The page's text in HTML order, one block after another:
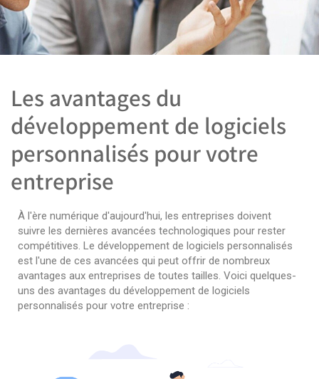
Les avantages du
développement de logiciels
personnalisés pour votre
entreprise
À l'ère numérique d'aujourd'hui, les entreprises doivent
suivre les dernières avancées technologiques pour rester
compétitives. Le développement de logiciels personnalisés
est l'une de ces avancées qui peut offrir de nombreux
avantages aux entreprises de toutes tailles. Voici quelques-
uns des avantages du développement de logiciels
personnalisés pour votre entreprise :